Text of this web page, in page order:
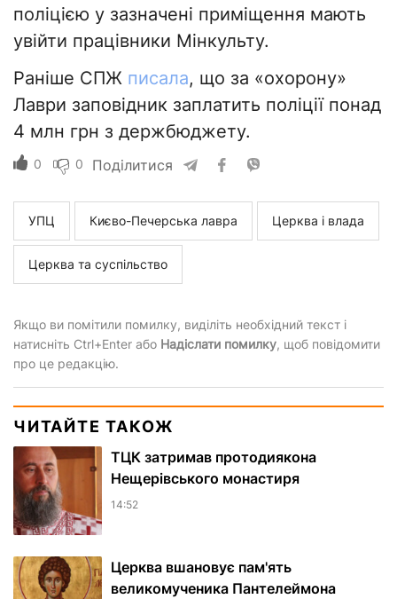
поліцією у зазначені приміщення мають
увійти працівники Мінкульту.
Раніше СПЖ писала, що за «охорону»
Лаври заповідник заплатить поліції понад
4 млн грн з держбюджету.
0 0 Поділитися
УПЦ Києво-Печерська лавра Церква і влада
Церква та суспільство
Якщо ви помітили помилку, виділіть необхідний текст і
натисніть Ctrl+Enter або Надіслати помилку, щоб повідомити
про це редакцію.
ЧИТАЙТЕ ТАКОЖ
ТЦК затримав протодиякона
Нещерівського монастиря
14:52
Церква вшановує пам'ять
великомученика Пантелеймона